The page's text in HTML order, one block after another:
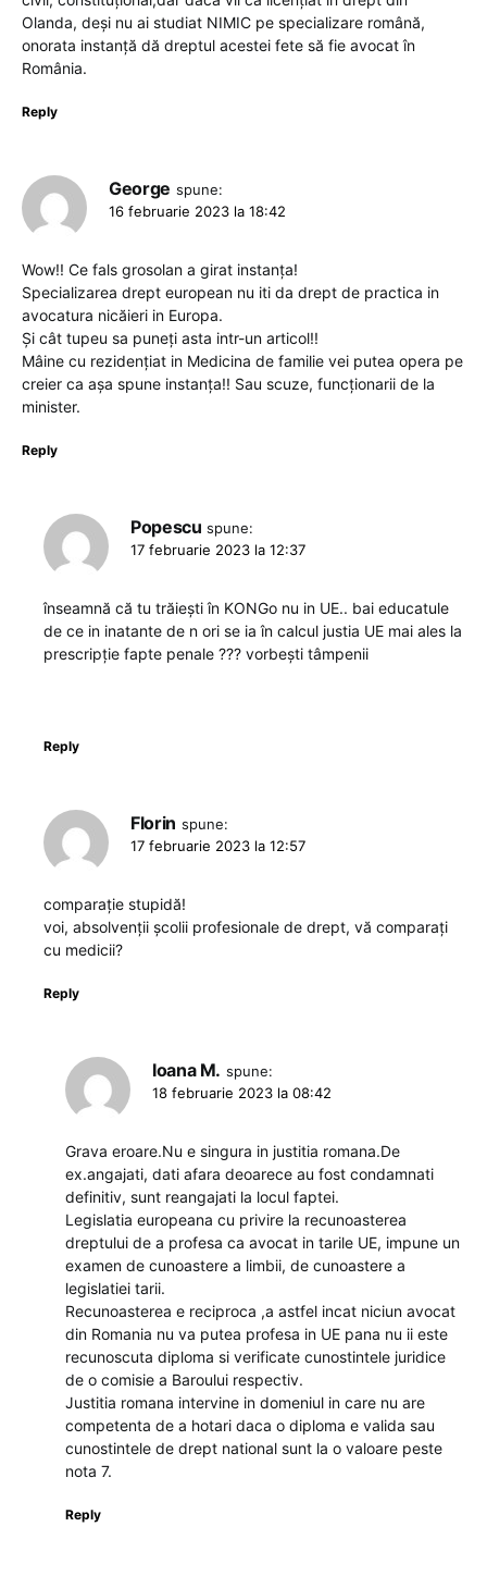
Olanda, deși nu ai studiat NIMIC pe specializare română,
onorata instanță dă dreptul acestei fete să fie avocat în
România.
Reply
George spune:
16 februarie 2023 la 18:42
Wow!! Ce fals grosolan a girat instanța!
Specializarea drept european nu iti da drept de practica in
avocatura nicăieri in Europa.
Și cât tupeu sa puneți asta intr-un articol!!
Mâine cu rezidențiat in Medicina de familie vei putea opera pe
creier ca așa spune instanța!! Sau scuze, funcționarii de la
minister.
Reply
Popescu spune:
17 februarie 2023 la 12:37
înseamnă că tu trăiești în KONGo nu in UE.. bai educatule
de ce in inatante de n ori se ia în calcul justia UE mai ales la
prescripție fapte penale ??? vorbești tâmpenii
Reply
Florin spune:
17 februarie 2023 la 12:57
comparație stupidă!
voi, absolvenții școlii profesionale de drept, vă comparați
cu medicii?
Reply
Ioana M. spune:
18 februarie 2023 la 08:42
Grava eroare.Nu e singura in justitia romana.De
ex.angajati, dati afara deoarece au fost condamnati
definitiv, sunt reangajati la locul faptei.
Legislatia europeana cu privire la recunoasterea
dreptului de a profesa ca avocat in tarile UE, impune un
examen de cunoastere a limbii, de cunoastere a
legislatiei tarii.
Recunoasterea e reciproca ,a astfel incat niciun avocat
din Romania nu va putea profesa in UE pana nu ii este
recunoscuta diploma si verificate cunostintele juridice
de o comisie a Baroului respectiv.
Justitia romana intervine in domeniul in care nu are
competenta de a hotari daca o diploma e valida sau
cunostintele de drept national sunt la o valoare peste
nota 7.
Reply